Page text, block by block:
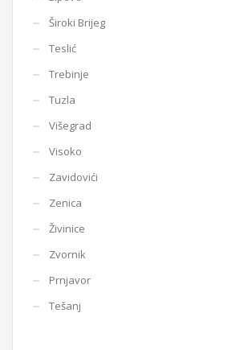
Široki Brijeg
Teslić
Trebinje
Tuzla
Višegrad
Visoko
Zavidovići
Zenica
Živinice
Zvornik
Prnjavor
Tešanj